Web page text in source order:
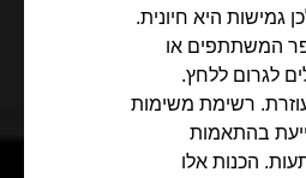
גמישות היא חיונית.
המשתתפים או
לגרום ללחץ.
עוזרת. רשימת משימות
בהתאמות
הכנות אלו